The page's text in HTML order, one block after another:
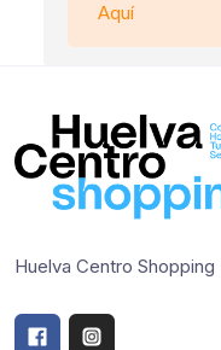
Aquí
Huelva Centro Shopping